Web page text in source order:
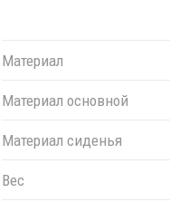
к нашим
Материал
Материал основной
Материал сиденья
Вес